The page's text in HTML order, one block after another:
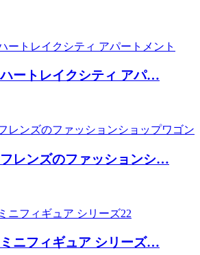
ートレイクシティ アパ…
レンズのファッションシ…
ニフィギュア シリーズ…